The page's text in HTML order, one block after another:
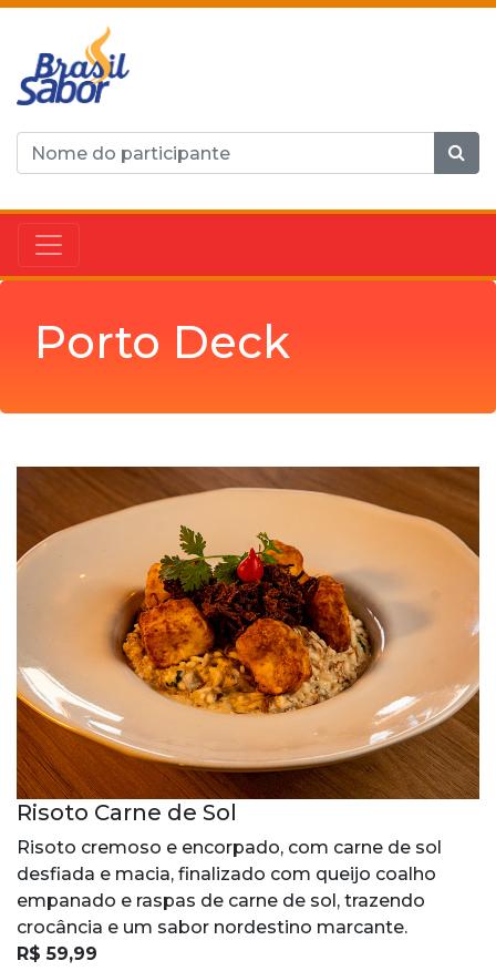
Porto Deck
Risoto Carne de Sol
Risoto cremoso e encorpado, com carne de sol
desfiada e macia, finalizado com queijo coalho
empanado e raspas de carne de sol, trazendo
crocância e um sabor nordestino marcante.
R$ 59,99